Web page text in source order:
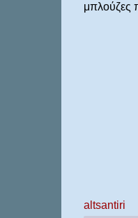
μπλούζες
altsantiri